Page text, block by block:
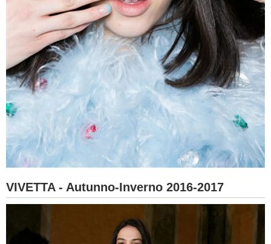
VIVETTA - Autunno-Inverno 2016-2017